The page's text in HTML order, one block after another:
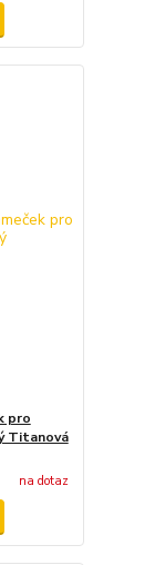
pro
Titanová
na dotaz